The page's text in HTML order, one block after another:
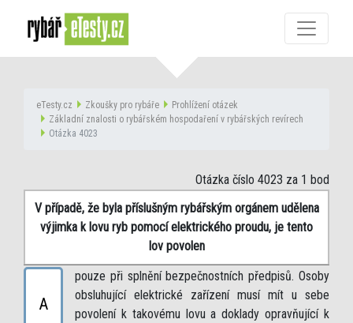
eTesty.cz Zkoušky pro rybáře
Prohlížení otázek
Základní znalosti o rybářském hospodaření v rybářských revírech
Otázka 4023
Otázka číslo 4023 za 1 bod
V případě, že byla příslušným rybářským orgánem udělena
výjimka k lovu ryb pomocí elektrického proudu, je tento
lov povolen
A
pouze při splnění bezpečnostních předpisů. Osoby
obsluhující elektrické zařízení musí mít u sebe
povolení k takovému lovu a doklady opravňující k